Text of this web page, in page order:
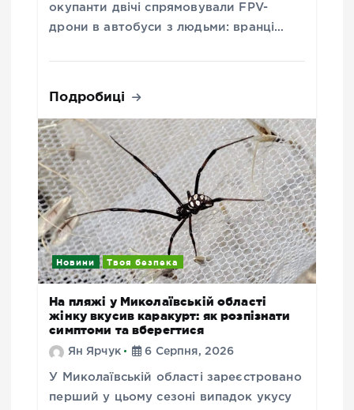
окупанти двічі спрямовували FPV-
дрони в автобуси з людьми: вранці…
Подробиці
Новини Твоя безпека
На пляжі у Миколаївській області
жінку вкусив каракурт: як розпізнати
симптоми та вберегтися
Ян Ярчук 6 Серпня, 2026
У Миколаївській області зареєстровано
перший у цьому сезоні випадок укусу